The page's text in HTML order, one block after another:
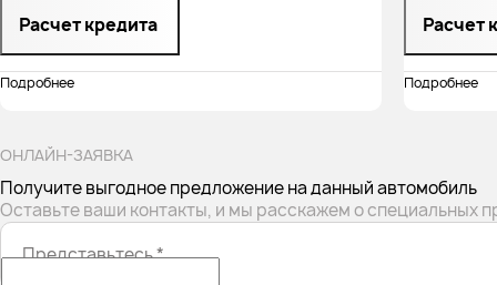
Расчет кредита
Подробнее
Расчет
Подробнее
ОНЛАЙН-ЗАЯВКА
Получите выгодное предложение на данный автомобиль
Оставьте ваши контакты, и мы расскажем о специальных
Представьтесь*